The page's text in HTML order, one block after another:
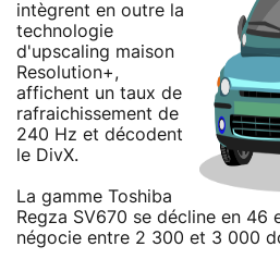
intègrent en outre la
technologie
d'upscaling maison
Resolution+,
affichent un taux de
rafraichissement de
240 Hz et décodent
le DivX.
La gamme Toshiba
Regza SV670 se décline en 46
négocie entre 2 300 et 3 000